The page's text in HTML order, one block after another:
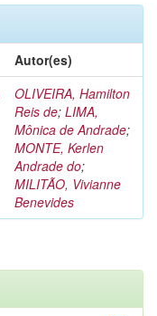
Autor(es)
OLIVEIRA, Hamilton
Reis de; LIMA,
Mônica de Andrade;
MONTE, Kerlen
Andrade do;
MILITÃO, Vivianne
Benevides